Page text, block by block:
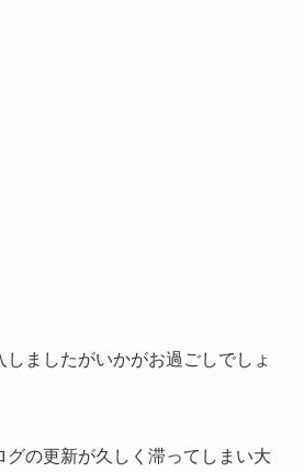
ましたがいかがお過ごしでしょ
グの更新が久しく滞ってしまい大